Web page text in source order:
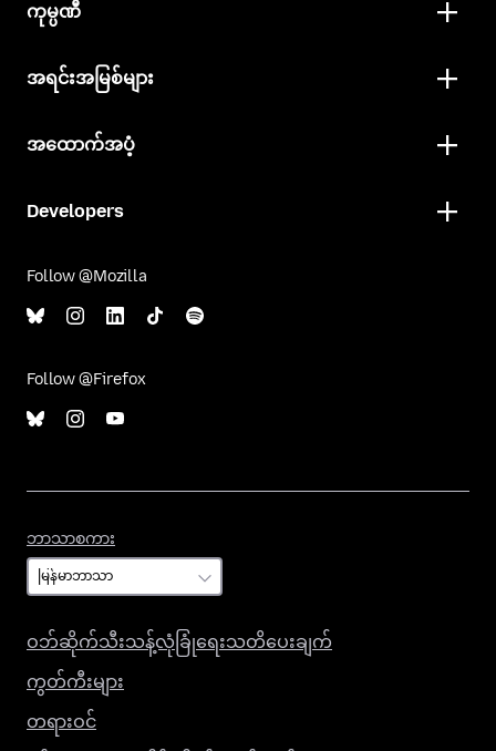
ကုမ္ပဏီ
အရင်းအမြစ်များ
အထောက်အပံ့
Developers
Follow @Mozilla
Follow @Firefox
ဘာသာစကား
ဝဘ်ဆိုက်သီးသန့်လုံခြုံရေးသတိပေးချက်
ကွတ်ကီးများ
တရားဝင်